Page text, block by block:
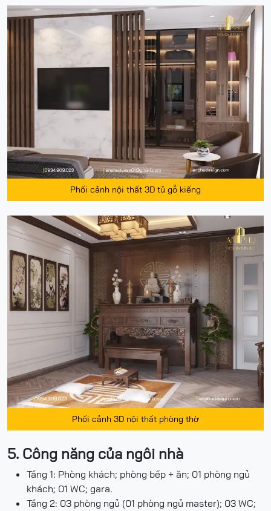
Phối cảnh nội thất 3D tủ gỗ kiếng
Phối cảnh 3D nội thất phòng thờ
5. Công năng của ngôi nhà
Tầng 1: Phòng khách; phòng bếp + ăn; 01 phòng ngủ
khách; 01 WC; gara.
Tầng 2: 03 phòng ngủ (01 phòng ngủ master); 03 WC;